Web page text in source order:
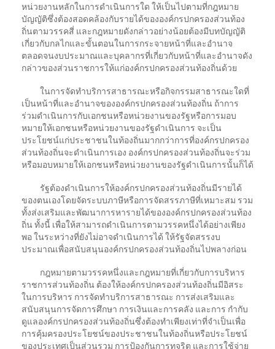
หน่วยงานหลักในการดําเนินการใด ให้เป็นไปตามที่กฎหมาย
บัญญัติซึ่งต้องสอดคล้องกับรายได้ขององค์กรปกครองส่วนท้อง
ถิ่นตามวรรคสี่ และกฎหมายดังกล่าวอย่างน้อยต้องมีบทบัญญัติ
เกี่ยวกับกลไกและขั้นตอนในการกระจายหน้าที่และอํานาจ
ตลอดจนงบประมาณและบุคลากรที่เกี่ยวกับหน้าที่และอํานาจดัง
กล่าวของส่วนราชการให้แก่องค์กรปกครองส่วนท้องถิ่นด้วย
ในการจัดทําบริการสาธารณะหรือกิจกรรมสาธารณะใดที่
เป็นหน้าที่และอํานาจขององค์กรปกครองส่วนท้องถิ่น ถ้าการ
ร่วมดําเนินการกับเอกชนหรือหน่วยงานของรัฐหรือการมอบ
หมายให้เอกชนหรือหน่วยงานของรัฐดําเนินการ จะเป็น
ประโยชน์แก่ประชาชนในท้องถิ่นมากกว่าการที่องค์กรปกครอง
ส่วนท้องถิ่นจะดําเนินการเอง องค์กรปกครองส่วนท้องถิ่นจะร่วม
หรือมอบหมายให้เอกชนหรือหน่วยงานของรัฐดําเนินการนั้นก็ได้
รัฐต้องดําเนินการให้องค์กรปกครองส่วนท้องถิ่นมีรายได้
ของตนเองโดยจัดระบบภาษีหรือการจัดสรรภาษีที่เหมาะสม รวม
ทั้งส่งเสริมและพัฒนาการหารายได้ขององค์กรปกครองส่วนท้อง
ถิ่น ทั้งนี้ เพื่อให้สามารถดําเนินการตามวรรคหนึ่งได้อย่างเพียง
พอ ในระหว่างที่ยังไม่อาจดําเนินการได้ ให้รัฐจัดสรรงบ
ประมาณเพื่อสนับสนุนองค์กรปกครองส่วนท้องถิ่นไปพลางก่อน
กฎหมายตามวรรคหนึ่งและกฎหมายที่เกี่ยวกับการบริหาร
ราชการส่วนท้องถิ่น ต้องให้องค์กรปกครองส่วนท้องถิ่นมีอิสระ
ในการบริหาร การจัดทําบริการสาธารณะ การส่งเสริมและ
สนับสนุนการจัดการศึกษา การเงินและการคลัง และการ กํากับ
ดูแลองค์กรปกครองส่วนท้องถิ่นซึ่งต้องทําเพียงเท่าที่จําเป็นเพื่อ
การคุ้มครองประโยชน์ของประชาชนในท้องถิ่นหรือประโยชน์
ของประเทศเป็นส่วนรวม การป้องกันการทุจริต และการใช้จ่าย